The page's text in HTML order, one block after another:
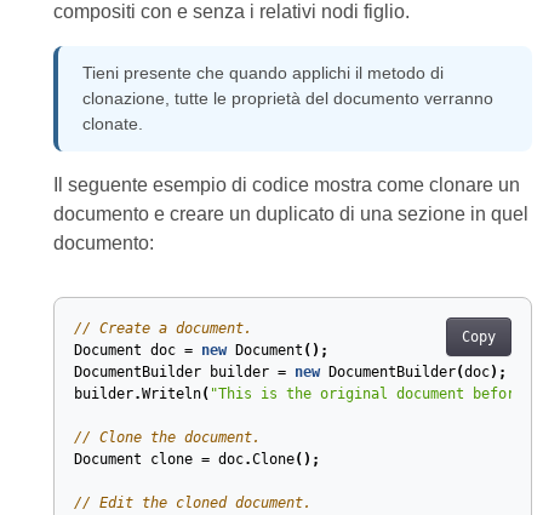
compositi con e senza i relativi nodi figlio.
Tieni presente che quando applichi il metodo di
clonazione, tutte le proprietà del documento verranno
clonate.
Il seguente esempio di codice mostra come clonare un
documento e creare un duplicato di una sezione in quel
documento:
Copy
// Create a document.
Document doc = new Document ();
DocumentBuilder
builder = new DocumentBuilder(doc);
builder.Writeln( "This is the original document before
// Clone the document.
Document
clone = doc.Clone();
// Edit the cloned document.